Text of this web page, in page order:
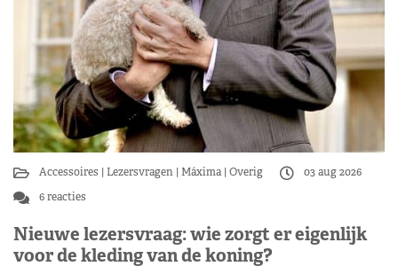
Accessoires Lezersvragen Máxima Overig
03 aug 2026
6 reacties
Nieuwe lezersvraag: wie zorgt er eigenlijk
voor de kleding van de koning?